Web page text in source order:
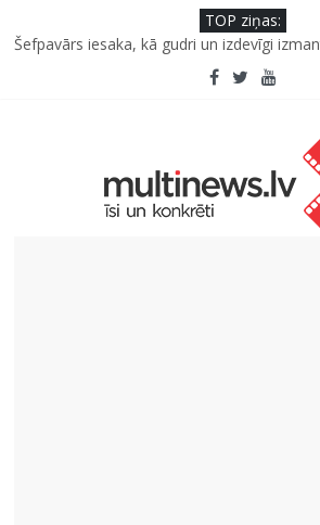
TOP ziņas:
Šefpavārs iesaka, kā gudri un izdevīgi
sezonas sākuma līdz pat ziemai
Jauno izpildītāju konkursam “Frekvence
nesalaužamā ticība Latvijai ir mūsu valsts
Viens klikšķis līdz maksājumam vai viens
Kā neuzkāpt uz tiem pašiem grābekļiem: 5
biznesa izaugsmē